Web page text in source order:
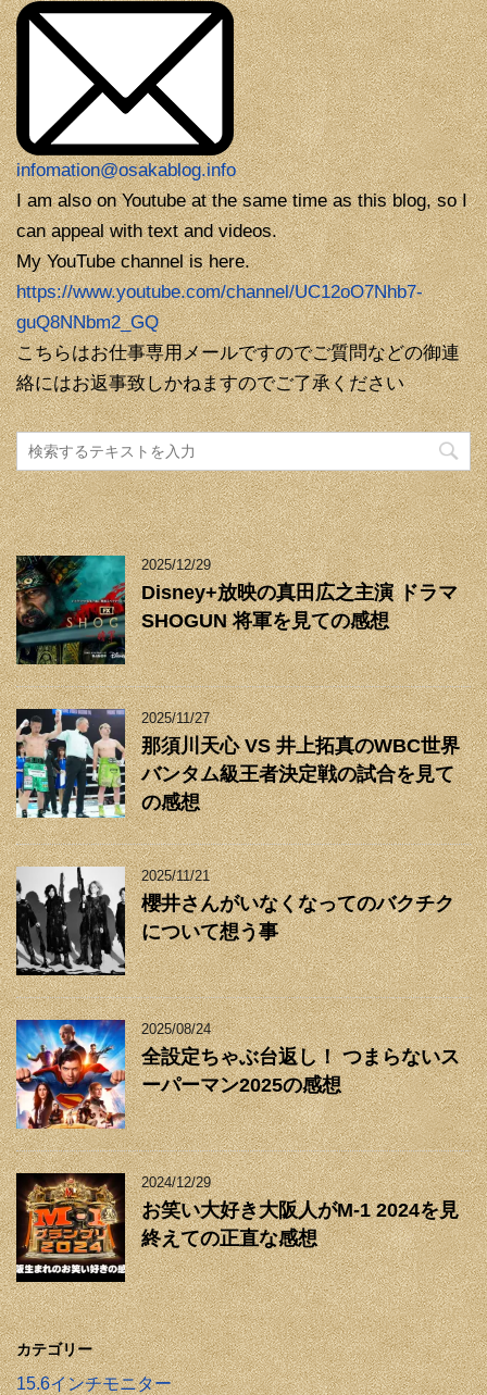
infomation@osakablog.info
I am also on Youtube at the same time as this blog, so I
can appeal with text and videos.
My YouTube channel is here.
https://www.youtube.com/channel/UC12oO7Nhb7-
guQ8NNbm2_GQ
こちらはお仕事専用メールですのでご質問などの御連
絡にはお返事致しかねますのでご了承ください
2025/12/29
Disney+放映の真田広之主演 ドラマ
SHOGUN 将軍を見ての感想
2025/11/27
那須川天心 VS 井上拓真のWBC世界
バンタム級王者決定戦の試合を見て
の感想
2025/11/21
櫻井さんがいなくなってのバクチク
について想う事
2025/08/24
全設定ちゃぶ台返し！ つまらないス
ーパーマン2025の感想
2024/12/29
お笑い大好き大阪人がM-1 2024を見
終えての正直な感想
カテゴリー
15.6インチモニター